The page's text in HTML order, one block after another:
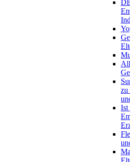
zu
Ist